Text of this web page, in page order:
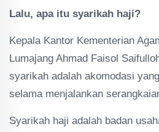
Lalu, apa itu syarikah haji?
Kepala Kantor Kementerian
Lumajang Ahmad Faisol
syarikah adalah akomodasi
selama menjalankan
Syarikah haji adalah badan